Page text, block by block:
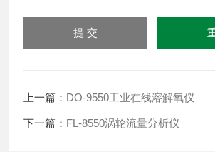
上一篇： DO-9550工业在线溶解氧仪
下一篇： FL-8550涡轮流量分析仪